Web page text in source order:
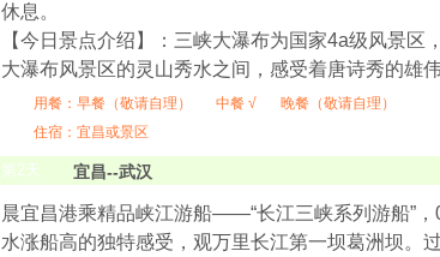
休息。
【今日景点介绍】：三峡大瀑布为国家4a级风景
大瀑布风景区的灵山秀水之间，感受着唐诗秀的雄
用餐： 早餐（敬请自理） 中餐 √
晚餐（敬请自理）
住宿：宜昌或景区
第2天 宜昌--武汉
晨宜昌港乘精品峡江游船——“长江三峡系列游船”
水涨船高的独特感受，观万里长江第一坝葛洲坝。